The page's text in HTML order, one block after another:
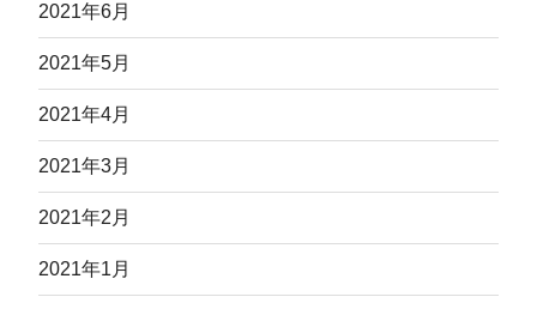
2021年6月
2021年5月
2021年4月
2021年3月
2021年2月
2021年1月